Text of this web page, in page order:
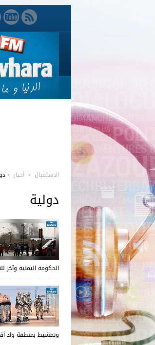
الاستقبال > أخبار >
دولية
الحكومة اليمنية وآخر
وتمشيط بمنطقة واد أڤرڤور العثور